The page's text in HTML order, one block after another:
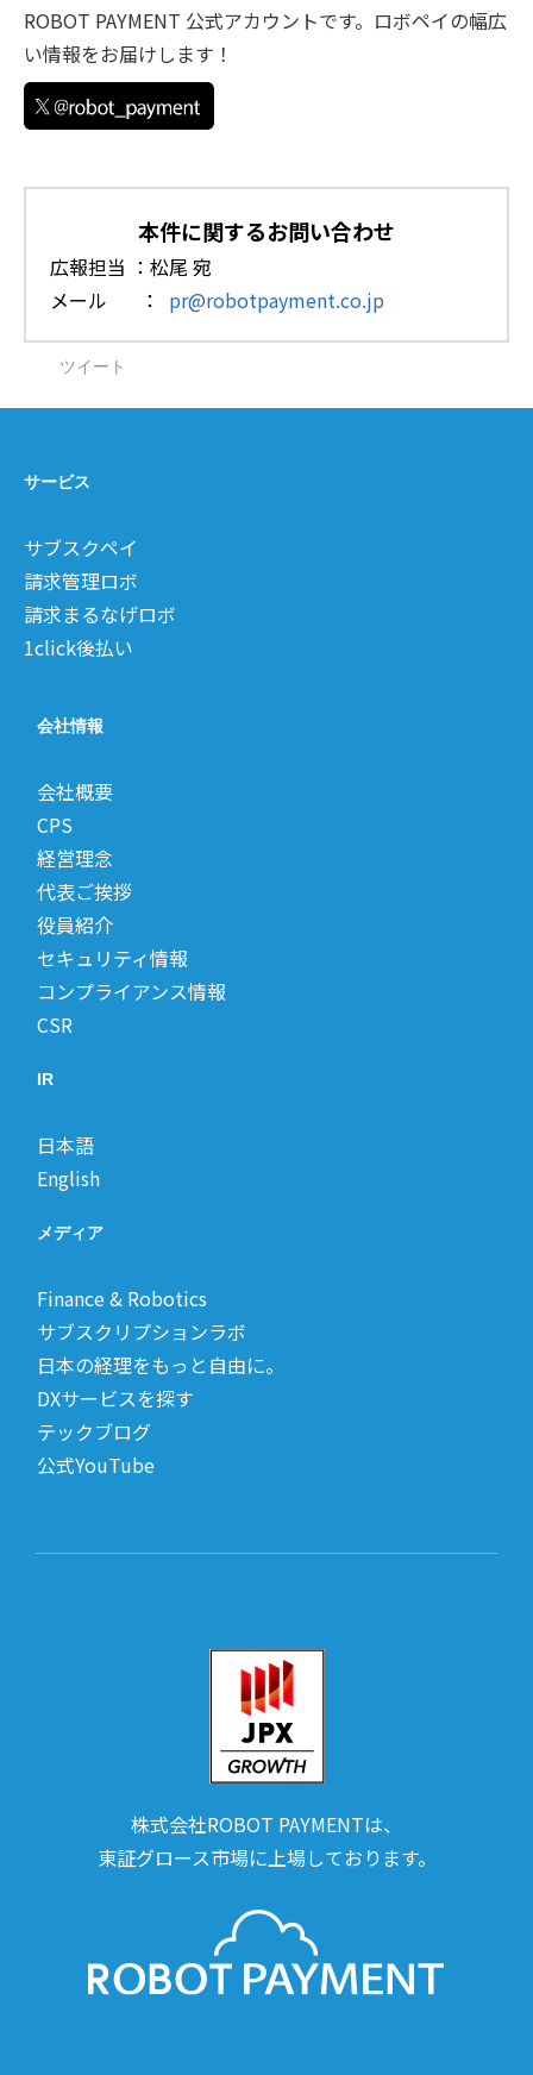
ROBOT PAYMENT 公式アカウントです。ロボペイの幅広
い情報をお届けします！
本件に関するお問い合わせ
広報担当 ：松尾 宛
メール ： pr@robotpayment.co.jp
ツイート
サービス
サブスクペイ
請求管理ロボ
請求まるなげロボ
1click後払い
会社情報
会社概要
CPS
経営理念
代表ご挨拶
役員紹介
セキュリティ情報
コンプライアンス情報
CSR
IR
日本語
English
メディア
Finance & Robotics
サブスクリプションラボ
日本の経理をもっと自由に。
DXサービスを探す
テックブログ
公式YouTube
株式会社ROBOT PAYMENTは、
東証グロース市場に上場しております。